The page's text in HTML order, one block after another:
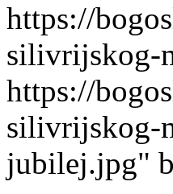
https://
silivrijskog-
https://
silivrijskog-
jubilej.jpg"